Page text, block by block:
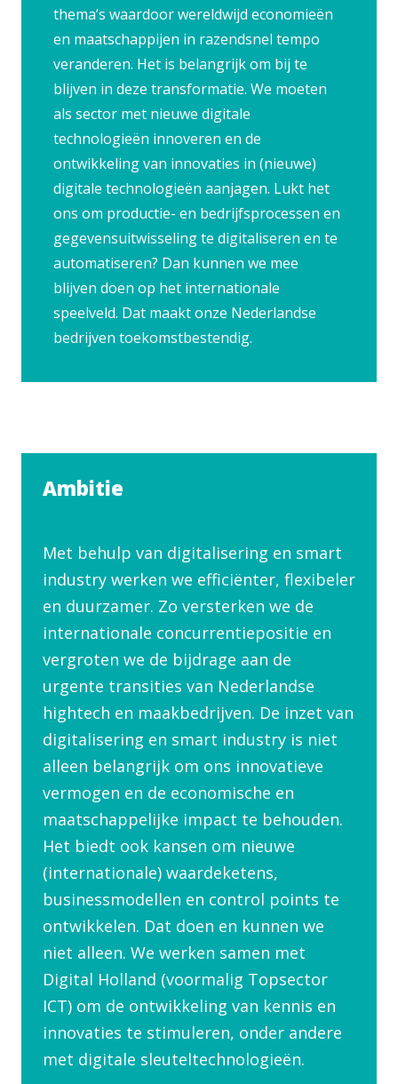
thema’s waardoor wereldwijd economieën
en maatschappijen in razendsnel tempo
veranderen. Het is belangrijk om bij te
blijven in deze transformatie. We moeten
als sector met nieuwe digitale
technologieën innoveren en de
ontwikkeling van innovaties in (nieuwe)
digitale technologieën aanjagen. Lukt het
ons om productie- en bedrijfsprocessen en
gegevensuitwisseling te digitaliseren en te
automatiseren? Dan kunnen we mee
blijven doen op het internationale
speelveld. Dat maakt onze Nederlandse
bedrijven toekomstbestendig.
Ambitie
Met behulp van digitalisering en smart
industry werken we efficiënter, flexibeler
en duurzamer. Zo versterken we de
internationale concurrentiepositie en
vergroten we de bijdrage aan de
urgente transities van Nederlandse
hightech en maakbedrijven. De inzet van
digitalisering en smart industry is niet
alleen belangrijk om ons innovatieve
vermogen en de economische en
maatschappelijke impact te behouden.
Het biedt ook kansen om nieuwe
(internationale) waardeketens,
businessmodellen en control points te
ontwikkelen. Dat doen en kunnen we
niet alleen. We werken samen met
Digital Holland (voormalig Topsector
ICT) om de ontwikkeling van kennis en
innovaties te stimuleren, onder andere
met digitale sleuteltechnologieën.